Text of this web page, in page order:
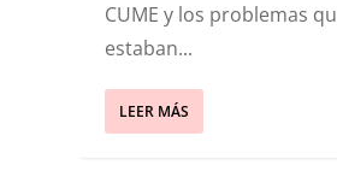
CUME y los problemas
estaban...
LEER MÁS